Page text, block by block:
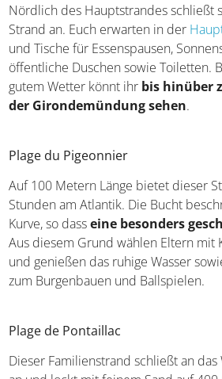
Die Plage de la Grande
Plage de Foncillon
Nördlich des Hauptstrandes schließt
Strand an. Euch erwarten in der
und Tische für Essenspausen,
gutem Wetter könnt ihr
der Girondemündung sehen